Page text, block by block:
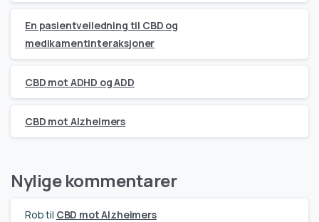
En pasientveiledning til CBD og
medikamentinteraksjoner
CBD mot ADHD og ADD
CBD mot Alzheimers
Nylige kommentarer
Robtil CBD mot Alzheimers